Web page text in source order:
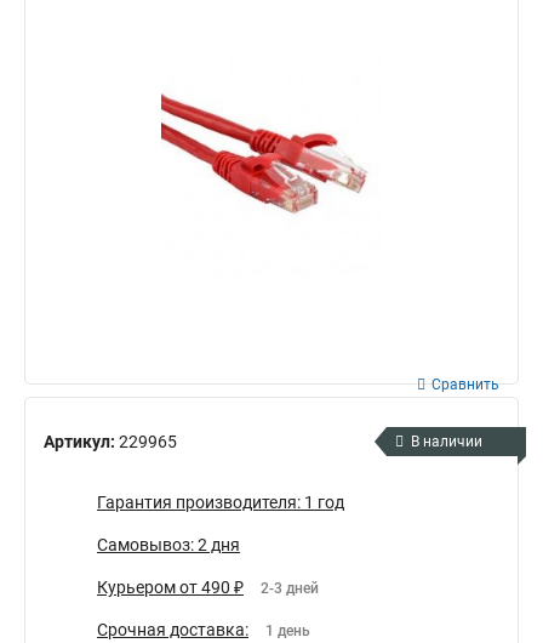
Артикул: 229965
Сравнить
В наличии
Гарантия производителя: 1 год
Самовывоз: 2 дня
Курьером от 490 ₽ 2-3 дней
Срочная доставка: 1 день